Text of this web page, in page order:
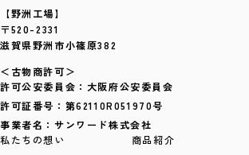
【野洲工場】
〒520-2331
滋賀県野洲市小篠原382
＜古物商許可＞
許可公安委員会：大阪府公安委員会
許可証番号：第62110R051970号
事業者名：サンワード株式会社
私たちの想い
商品紹介